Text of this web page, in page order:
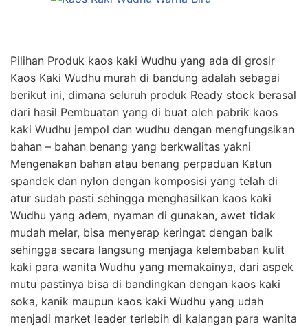
Pilihan Produk kaos kaki Wudhu yang ada di grosir
Kaos Kaki Wudhu murah di bandung adalah sebagai
berikut ini, dimana seluruh produk Ready stock berasal
dari hasil Pembuatan yang di buat oleh pabrik kaos
kaki Wudhu jempol dan wudhu dengan mengfungsikan
bahan – bahan benang yang berkwalitas yakni
Mengenakan bahan atau benang perpaduan Katun
spandek dan nylon dengan komposisi yang telah di
atur sudah pasti sehingga menghasilkan kaos kaki
Wudhu yang adem, nyaman di gunakan, awet tidak
mudah melar, bisa menyerap keringat dengan baik
sehingga secara langsung menjaga kelembaban kulit
kaki para wanita Wudhu yang memakainya, dari aspek
mutu pastinya bisa di bandingkan dengan kaos kaki
soka, kanik maupun kaos kaki Wudhu yang udah
menjadi market leader terlebih di kalangan para wanita